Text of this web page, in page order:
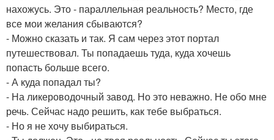
нахожусь. Это - параллельная реальность? Место, где
все мои желания сбываются?
- Можно сказать и так. Я сам через этот портал
путешествовал. Ты попадаешь туда, куда хочешь
попасть больше всего.
- А куда попадал ты?
- На ликероводочный завод. Но это неважно. Не обо мне
речь. Сейчас надо решить, как тебе выбраться.
- Но я не хочу выбираться.